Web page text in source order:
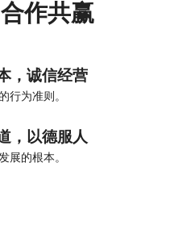
作共赢
，诚信经营
行为准则。
，以德服人
展的根本。